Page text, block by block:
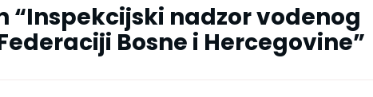
“Inspekcijski nadzor vodenog
Bosne i Hercegovine”